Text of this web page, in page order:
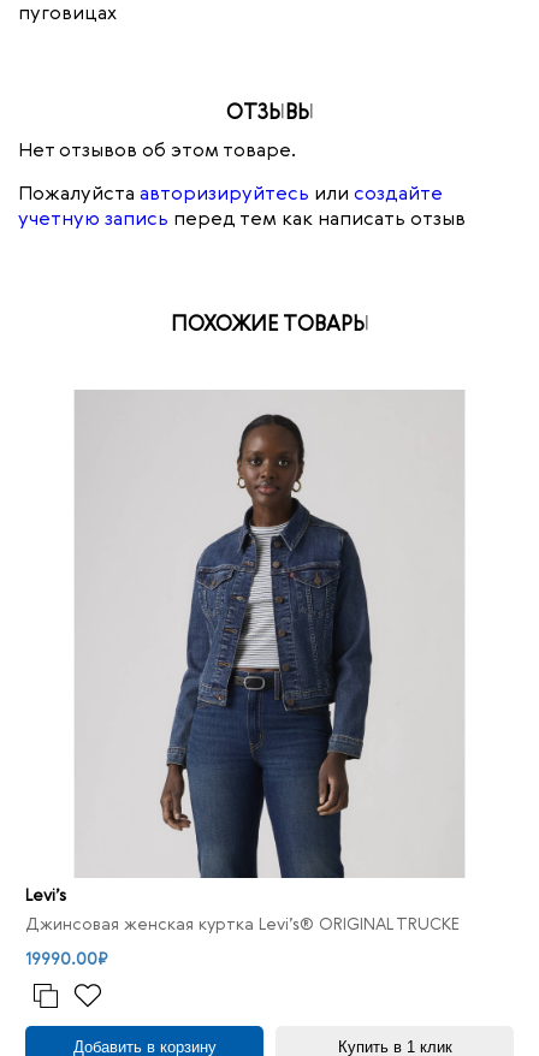
пуговицах
ОТЗЫВЫ
Нет отзывов об этом товаре.
Пожалуйста авторизируйтесь или создайте
учетную запись перед тем как написать отзыв
ПОХОЖИЕ ТОВАРЫ
Levi’s
Джинсовая женская куртка Levi’s® ORIGINAL TRUCKE
19990.00₽
Добавить в корзину Купить в 1 клик